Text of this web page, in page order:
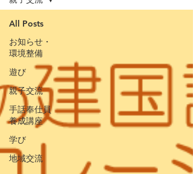
All Posts
お知らせ・
環境整備
遊び
親子交流
手話奉仕員
養成講座
学び
地域交流